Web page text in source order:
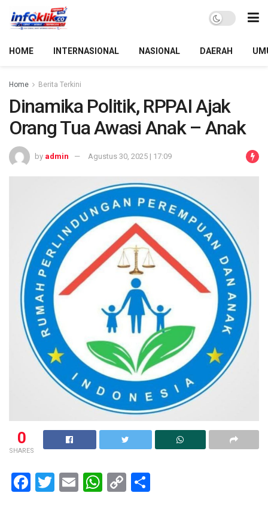
HOME INTERNASIONAL NASIONAL DAERAH
Home Berita Terkini
Dinamika Politik, RPPAI Ajak
Orang Tua Awasi Anak – Anak
by admin Agustus 30, 2025 | 17:09
0
SHARES
F
T
E
W C